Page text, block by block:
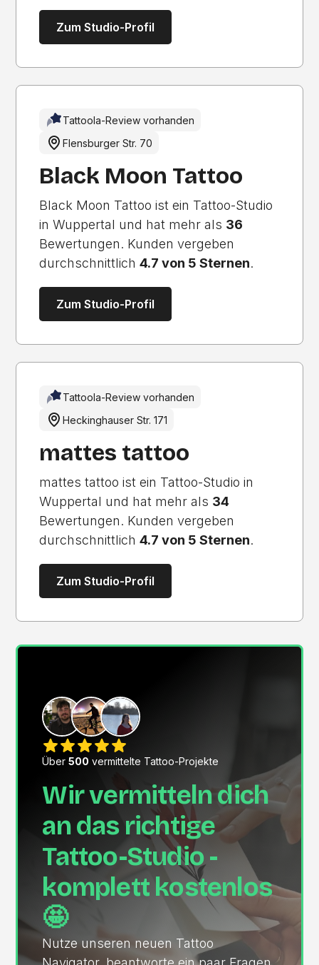
Zum Studio-Profil
Tattoola-Review vorhanden
Flensburger Str. 70
Black Moon Tattoo
Black Moon Tattoo ist ein Tattoo-Studio
in Wuppertal und hat mehr als 36
Bewertungen. Kunden vergeben
durchschnittlich4.7 von 5 Sternen.
Zum Studio-Profil
Tattoola-Review vorhanden
Heckinghauser Str. 171
mattes tattoo
mattes tattoo ist ein Tattoo-Studio in
Wuppertal und hat mehr als 34
Bewertungen. Kunden vergeben
durchschnittlich4.7 von 5 Sternen.
Zum Studio-Profil
Über500 vermittelte Tattoo-Projekte
Wir vermitteln dich
an das richtige
Tattoo-Studio -
komplett kostenlos
🤩
Nutze unseren neuen Tattoo